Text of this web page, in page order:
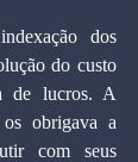
dos
do custo
de lucros. A
os obrigava a
com seus